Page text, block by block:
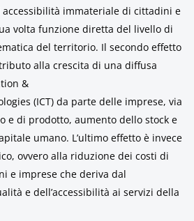
immateriale di cittadini e
volta funzione diretta del livello di
del territorio. Il secondo effetto
alla crescita di una diffusa
&
(ICT) da parte delle imprese, via
e di prodotto, aumento dello stock e
umano. L’ultimo effetto è invece
ovvero alla riduzione dei costi di
e imprese che deriva dal
e dell’accessibilità ai servizi della